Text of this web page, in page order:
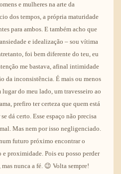
e mulheres na arte da
dos tempos, a própria maturidade
para ambos. E também acho que
e idealização – sou vítima
foi bem diferente do teu, eu
me bastava, afinal intimidade
da inconsistência. É mais ou menos
lugar do meu lado, um travesseiro ao
prefiro ter certeza que quem está
dá certo. Esse espaço não precisa
Mas nem por isso negligenciado.
futuro próximo encontrar o
proximidade. Pois eu posso perder
nunca a fé. 😉 Volta sempre!